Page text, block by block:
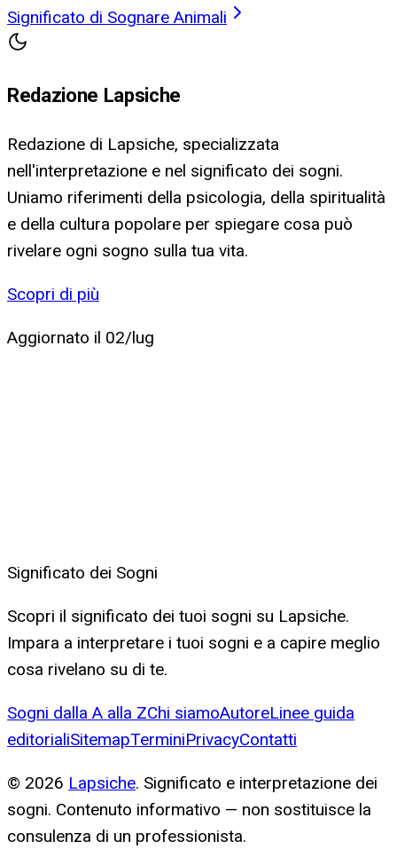
Significato di Sognare Animali
Redazione Lapsiche
Redazione di Lapsiche, specializzata
nell'interpretazione e nel significato dei sogni.
Uniamo riferimenti della psicologia, della spiritualità
e della cultura popolare per spiegare cosa può
rivelare ogni sogno sulla tua vita.
Scopri di più
Aggiornato il 02/lug
Significato dei Sogni
Scopri il significato dei tuoi sogni su Lapsiche.
Impara a interpretare i tuoi sogni e a capire meglio
cosa rivelano su di te.
Sogni dalla A alla ZChi siamoAutoreLinee guida
editorialiSitemapTerminiPrivacyContatti
© 2026 Lapsiche. Significato e interpretazione dei
sogni. Contenuto informativo — non sostituisce la
consulenza di un professionista.